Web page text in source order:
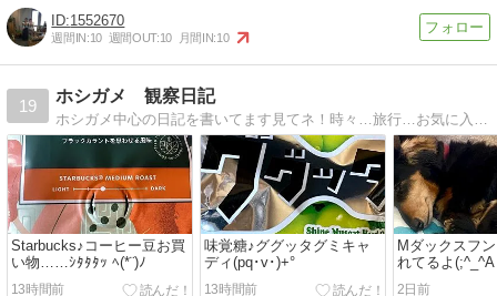
1552670
週間IN:10 週間OUT:10 月間IN:10
19
ホシガメ 観察日記
ホシガメ中心の日記を書いてます見てネ！時々…旅行…お気に入りアイテム…色々な出来事も！紹介してます
Starbucks♪コーヒー豆お買
い物……ｼﾀﾀﾀｯ ﾍ(*¨)ﾉ
13時間前
味覚糖♪ググッタグミキャ
ディ(pq･v･)+°
13時間前
Mダックスフ
れてるよ(;^_^A
2日前